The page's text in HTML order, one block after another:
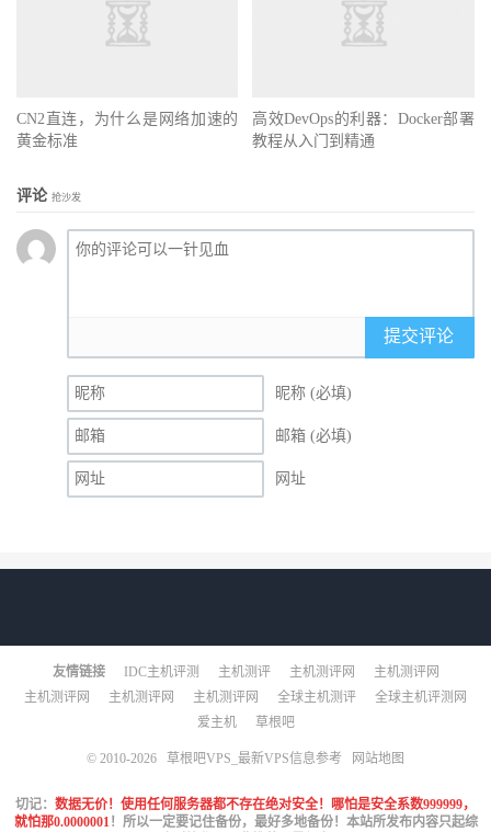
CN2直连，为什么是网络加速的
黄金标准
高效DevOps的利器：Docker部署
教程从入门到精通
评论 抢沙发
提交评论
昵称 (必填)
邮箱 (必填)
网址
友情链接 IDC主机评测 主机测评 主机测评网
主机测评网
主机测评网
主机测评网 主机测评网 全球主机测评
全球主机评测网
爱主机
草根吧
© 2010-2026 草根吧VPS_最新VPS信息参考 网站地图
切记： 数据无价！使用任何服务器都不存在绝对安全！哪怕是安全系数999999，
就怕那0.0000001！所以一定要记住备份，最好多地备份！本站所发布内容只起综